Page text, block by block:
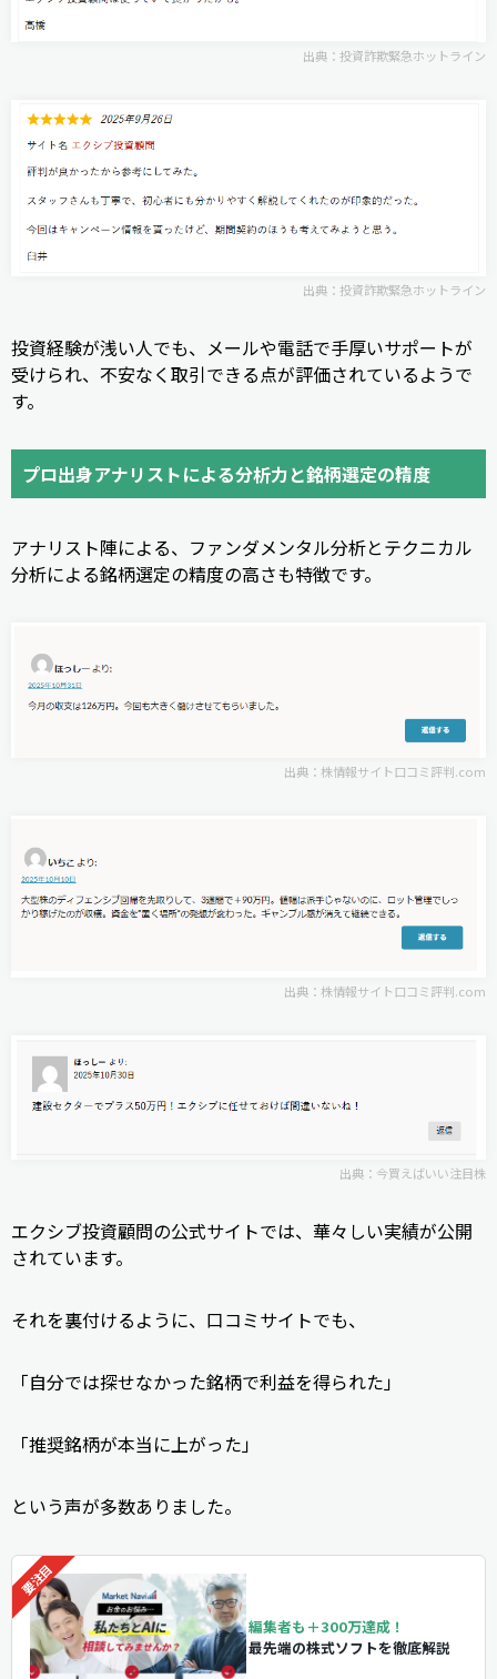
出典： 投資詐欺緊急ホットライン
出典： 投資詐欺緊急ホットライン
投資経験が浅い人でも、メールや電話で手厚いサポートが
受けられ、不安なく取引できる点が評価されているようで
す。
プロ出身アナリストによる分析力と銘柄選定の精度
アナリスト陣による、ファンダメンタル分析とテクニカル
分析による銘柄選定の精度の高さも特徴です。
出典： 株情報サイト口コミ評判.com
出典： 株情報サイト口コミ評判.com
出典： 今買えばいい注目株
エクシブ投資顧問の公式サイトでは、華々しい実績が公開
されています。
それを裏付けるように、口コミサイトでも、
「自分では探せなかった銘柄で利益を得られた」
「推奨銘柄が本当に上がった」
という声が多数ありました。
編集者も＋300万達成！
最先端の株式ソフトを徹底解説